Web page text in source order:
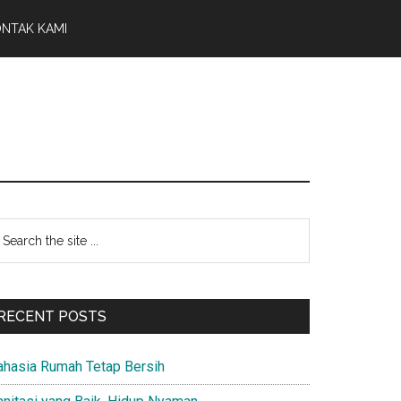
KAMI
Primary
POSTS
Rumah Tetap Bersih